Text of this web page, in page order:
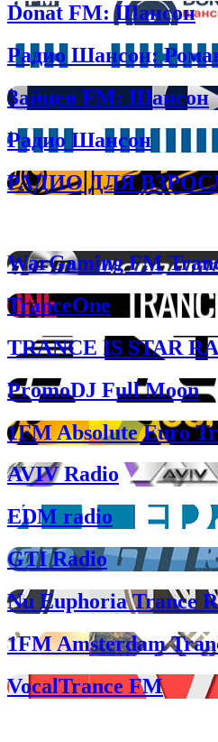
Donat FM: Шансон
Радио Шансон:
Зайцев FM: Шансон
Радио Шансон
РАДИО ДЛЯ
WarGaming FM
TranceOne
TRANCE IS STAR
PromoDJ Full Moon
1FM Absolute Euro
AVIV Radio
EDM radio
GTI Radio
Nu Euphoria Trance
1FM Amsterdam
VocalTrance FM